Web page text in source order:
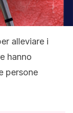
alleviare i
hanno
persone